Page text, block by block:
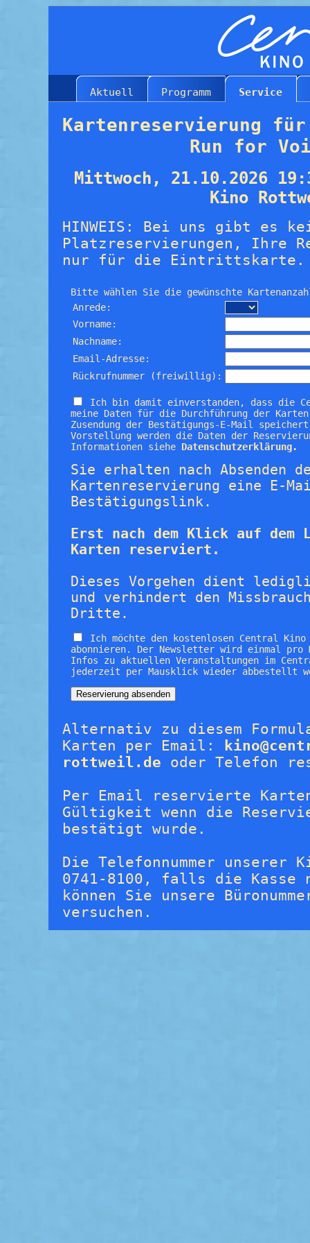
Aktuell Programm Service
Kartenreservierung
Run for
Mittwoch, 21.10.2026
Kino
HINWEIS: Bei uns gibt es
Platzreservierungen, Ihre
nur für die Eintrittskarte.
Bitte wählen Sie die gewünschte
Anrede:
Vorname:
Nachname:
Email-Adresse:
Rückrufnummer (freiwillig):
Ich bin damit einverstanden, dass die
meine Daten für die Durchführung der
Zusendung der Bestätigungs-E-Mail
Vorstellung werden die Daten der
Informationen siehe Datenschutzerklärung.
Sie erhalten nach Absenden
Kartenreservierung eine E-
Bestätigungslink.
Erst nach dem Klick auf
Karten reserviert.
Dieses Vorgehen dient
und verhindert den
Dritte.
Ich möchte den kostenlosen Central
abonnieren. Der Newsletter wird einmal pro
Infos zu aktuellen Veranstaltungen im
jederzeit per Mausklick wieder abbestellt
Alternativ zu diesem
Karten per Email:
rottweil.de oder Telefon
Per Email reservierte
Gültigkeit wenn die
bestätigt wurde.
Die Telefonnummer unserer
0741-8100, falls die
können Sie unsere
versuchen.